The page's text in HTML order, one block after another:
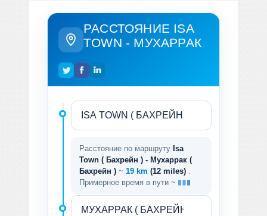
РАССТОЯНИЕ ISA
TOWN - МУХАРРАК
Расстояние по маршруту Isa
Town ( Бахрейн ) - Мухаррак (
Бахрейн ) ~ 19 km (12 miles)
Примерное время в пути ~